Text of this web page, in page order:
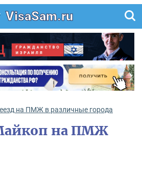
VisaSam.ru
на ПМЖ в различные города
на ПМЖ